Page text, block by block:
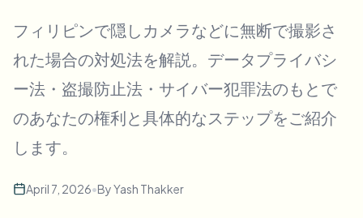
顔の匿名化
ボイスアノニマイザー
顔交換 - 画像
顔交換 - 動画
一括顔の匿名化
大量バッチ、保持、SLA
一括ナンバープレートぼかし
フリート、ドライブレコーダー、駐車場を大規模に
一括顔ぼかし
何でもぼかす
フィリピンで隠しカメラなどに無断で撮影さ
れた場合の対処法を解説。データプライバシ
ー法・盗撮防止法・サイバー犯罪法のもとで
のあなたの権利と具体的なステップをご紹介
します。
April 7, 2026•ByYash Thakker